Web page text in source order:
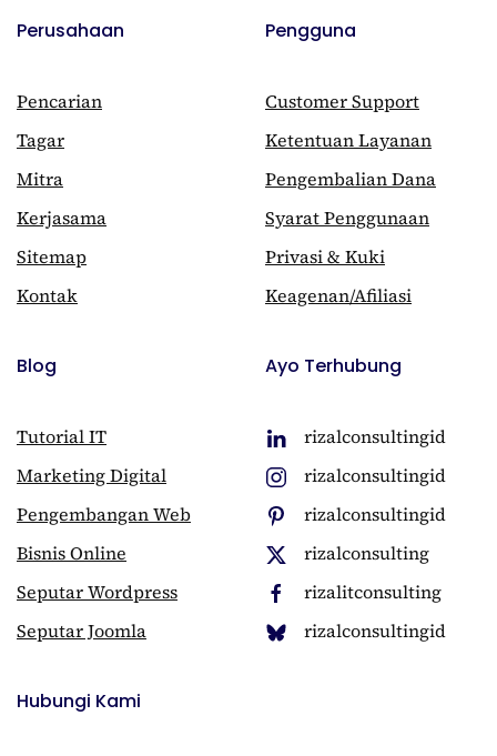
Perusahaan
Pencarian
Tagar
Mitra
Kerjasama
Sitemap
Kontak
Pengguna
Customer Support
Ketentuan Layanan
Pengembalian Dana
Syarat Penggunaan
Privasi & Kuki
Keagenan/Afiliasi
Blog
Tutorial IT
Marketing Digital
Pengembangan Web
Bisnis Online
Seputar Wordpress
Seputar Joomla
Ayo Terhubung
rizalconsultingid
rizalconsultingid
rizalconsultingid
rizalconsulting
rizalitconsulting
rizalconsultingid
Hubungi Kami